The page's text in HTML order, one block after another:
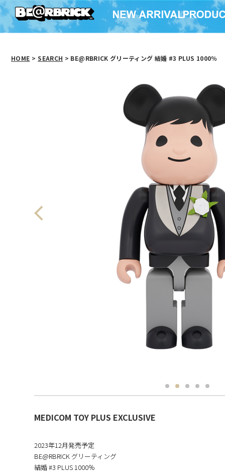
HOME > SEARCH > BE@RBRICK グリーティング 結婚 #3 PLUS 1000％
MEDICOM TOY PLUS EXCLUSIVE
2023年12月発売予定
BE@RBRICK グリーティング
結婚 #3 PLUS 1000％